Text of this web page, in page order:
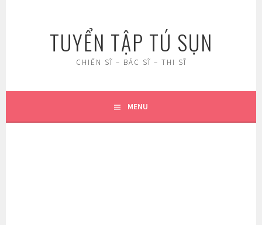
TUYỂN TẬP TÚ SỤN
CHIẾN SĨ – BÁC SĨ – THI SĨ
MENU